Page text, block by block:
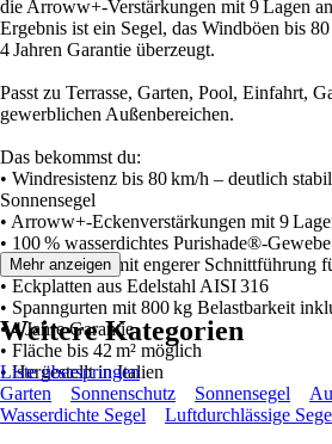
die Arroww+-Verstärkungen mit 9 Lagen
Ergebnis ist ein Segel, das Windböen bis
4 Jahren Garantie überzeugt.
Passt zu Terrasse, Garten, Pool, Einfahrt,
gewerblichen Außenbereichen.
Das bekommst du:
• Windresistenz bis 80 km/h – deutlich
Sonnensegel
• Arroww+-Eckenverstärkungen mit 9
• 100 % wasserdichtes Purishade®-
• Radialschnitt mit engerer Schnittführung
• Eckplatten aus Edelstahl AISI 316
• Spanngurten mit 800 kg Belastbarkeit
• 4 Jahre Garantie
• Fläche bis 42 m² möglich
• Hergestellt in Italien
Mehr anzeigen
Weitere Kategorien
Liste überspringen
Garten
Sonnenschutz Sonnensegel
Wasserdichte Segel
Luftdurchlässige